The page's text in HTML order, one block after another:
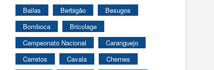
Bailas
Berbigão
Besugos
Bomboca
Bricolage
Campeonato Nacional
Caranguejo
Carretos
Cavala
Chernes